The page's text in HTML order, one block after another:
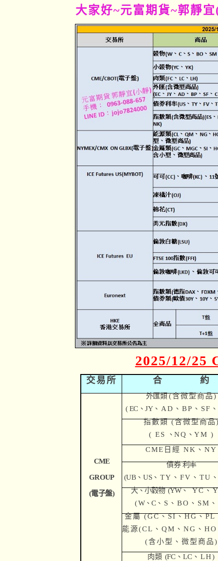
大家好~元富期貨~郭靜
2025/12/25
交易所 合 約
CME
GROUP
(電子盤)
外匯類(含微型商品)
( EC、JY、AD、BP、SF
指數類 (含微型商品
( ES
、NQ 、 YM )
CME 日經 NK 、NY
債券 利率
(UB、US、TY、FV、TU
大、小穀物 (YW、 YC、
( W、C、S、BO、SM
金屬 (GC、SI、HG、PL
能源(CL 、QM、NG、
(含小型、微型商品)
肉類 (FC 、LC、LH)